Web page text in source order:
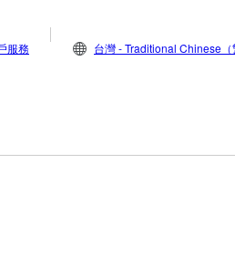
服務 台灣 - Traditional Chinese（